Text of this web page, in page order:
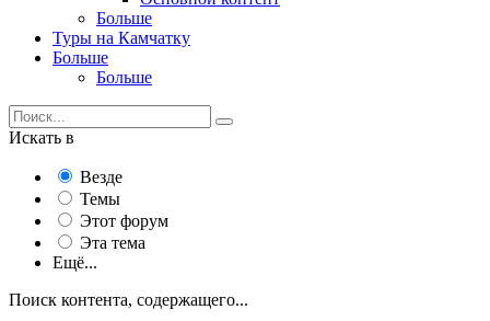
Больше
Туры на Камчатку
Больше
Больше
Искать в
Везде
Темы
Этот форум
Эта тема
Ещё...
Поиск контента, содержащего...